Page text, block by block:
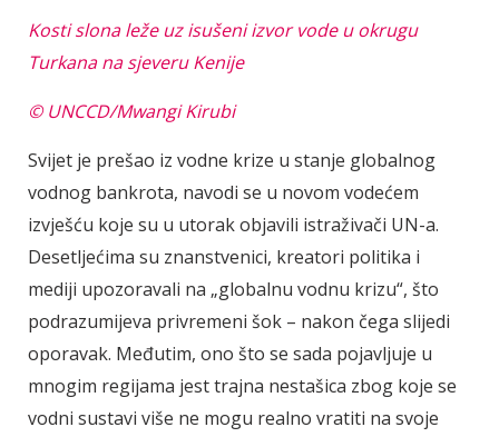
Kosti slona leže uz isušeni izvor vode u okrugu
Turkana na sjeveru Kenije
© UNCCD/Mwangi Kirubi
Svijet je prešao iz vodne krize u stanje globalnog
vodnog bankrota, navodi se u novom vodećem
izvješću koje su u utorak objavili istraživači UN-a.
Desetljećima su znanstvenici, kreatori politika i
mediji upozoravali na „globalnu vodnu krizu“, što
podrazumijeva privremeni šok – nakon čega slijedi
oporavak. Međutim, ono što se sada pojavljuje u
mnogim regijama jest trajna nestašica zbog koje se
vodni sustavi više ne mogu realno vratiti na svoje